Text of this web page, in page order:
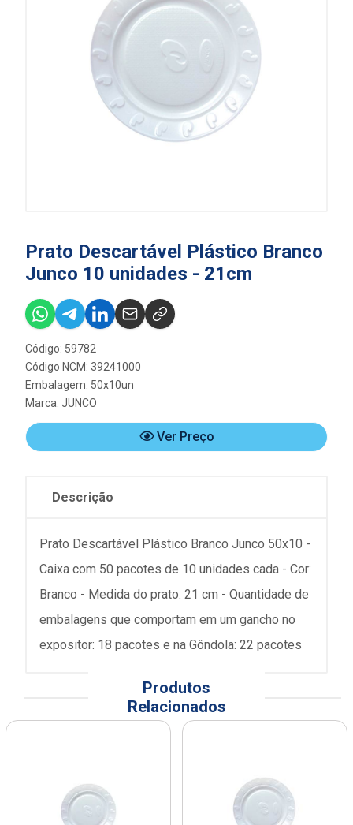
Prato Descartável Plástico Branco
Junco 10 unidades - 21cm
Código: 59782
Código NCM: 39241000
Embalagem: 50x10un
Marca: JUNCO
Ver Preço
Descrição
Prato Descartável Plástico Branco Junco 50x10 -
Caixa com 50 pacotes de 10 unidades cada - Cor:
Branco - Medida do prato: 21 cm - Quantidade de
embalagens que comportam em um gancho no
expositor: 18 pacotes e na Gôndola: 22 pacotes
Produtos
Relacionados